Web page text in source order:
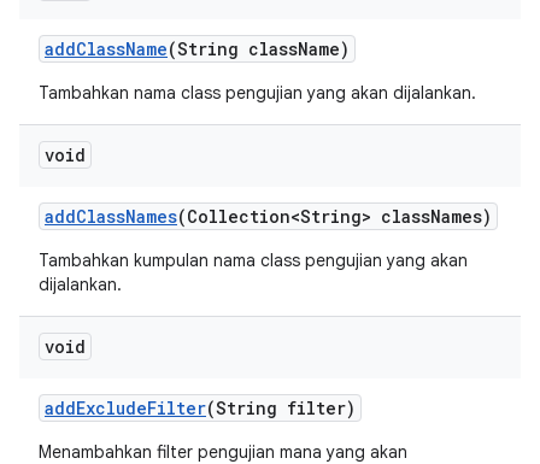
addClassName(String className)
Tambahkan nama class pengujian yang akan dijalankan.
void
addClassNames(Collection<String> classNames)
Tambahkan kumpulan nama class pengujian yang akan
dijalankan.
void
addExcludeFilter(String filter)
Menambahkan filter pengujian mana yang akan